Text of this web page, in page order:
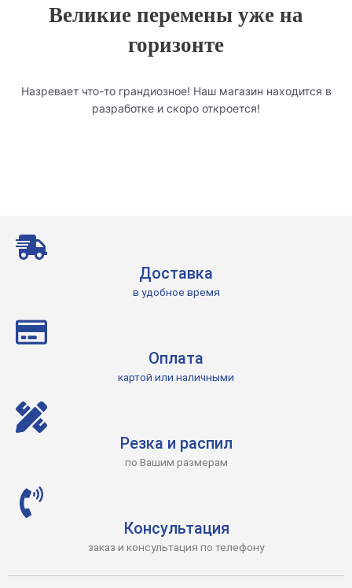
Великие перемены уже на
горизонте
Назревает что-то грандиозное! Наш магазин находится в
разработке и скоро откроется!
Доставка
в удобное время
Оплата
картой или наличными
Резка и распил
по Вашим размерам
Консультация
заказ и консультация по телефону